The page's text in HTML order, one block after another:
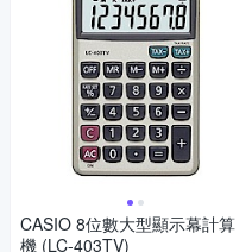
CASIO 8位數大型顯示幕計算
機 (LC-403TV)